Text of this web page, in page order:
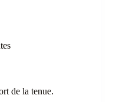
de la tenue.